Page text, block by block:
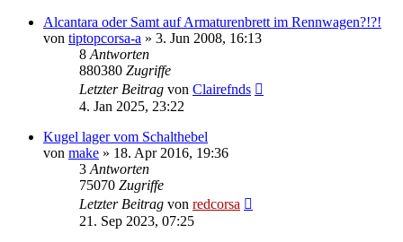
Alcantara oder Samt auf Armaturenbrett im Rennwagen?!?!
von tiptopcorsa-a » 3. Jun 2008, 16:13
8 Antworten
880380 Zugriffe
Letzter Beitrag von Clairefnds
4. Jan 2025, 23:22
Kugel lager vom Schalthebel
von make » 18. Apr 2016, 19:36
3 Antworten
75070 Zugriffe
Letzter Beitrag von redcorsa
21. Sep 2023, 07:25